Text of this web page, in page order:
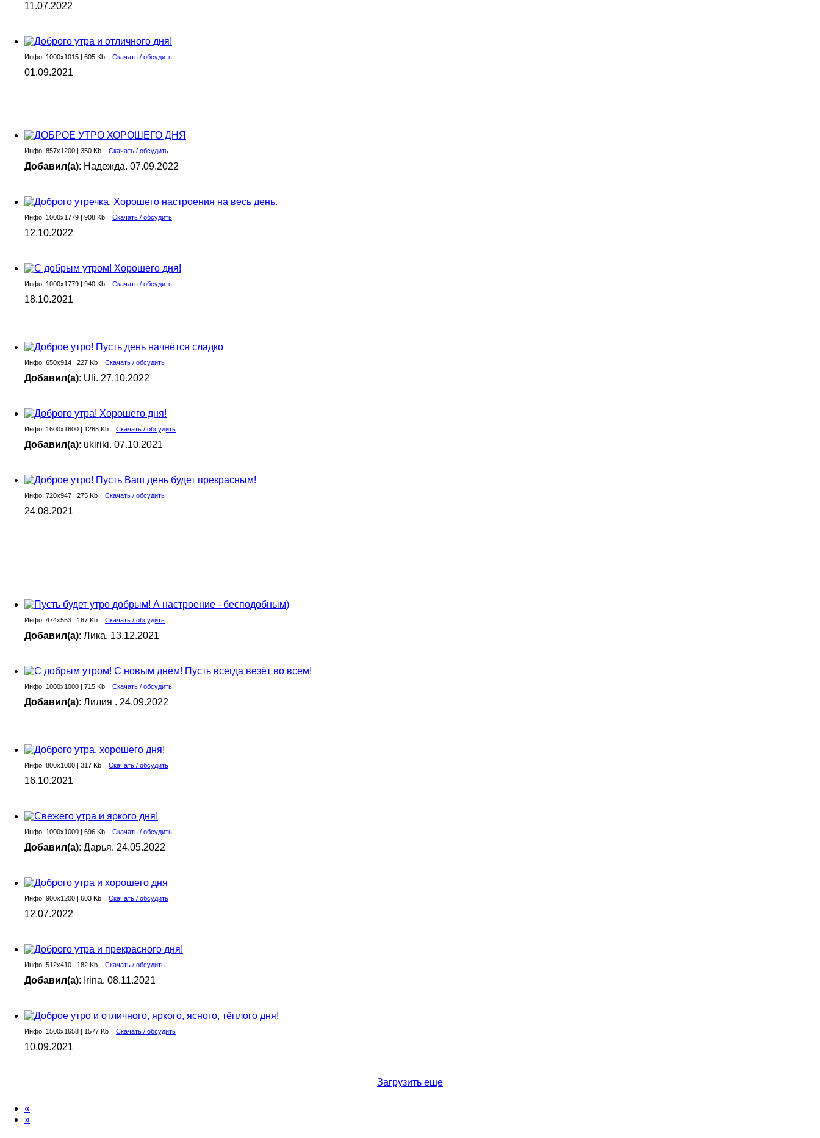
11.07.2022
Инфо: 1000х1015 | 605 Kb Скачать / обсудить
01.09.2021
Инфо: 857х1200 | 350 Kb Скачать / обсудить
Добавил(а): Надежда. 07.09.2022
Инфо: 1000х1779 | 908 Kb Скачать / обсудить
12.10.2022
Инфо: 1000х1779 | 940 Kb Скачать / обсудить
18.10.2021
Инфо: 650х914 | 227 Kb Скачать / обсудить
Добавил(а): Uli. 27.10.2022
Инфо: 1600х1600 | 1268 Kb Скачать / обсудить
Добавил(а): ukiriki. 07.10.2021
Инфо: 720х947 | 275 Kb Скачать / обсудить
24.08.2021
Инфо: 474х553 | 167 Kb Скачать / обсудить
Добавил(а): Лика. 13.12.2021
Инфо: 1000х1000 | 715 Kb Скачать / обсудить
Добавил(а): Лилия . 24.09.2022
Инфо: 800х1000 | 317 Kb Скачать / обсудить
16.10.2021
Инфо: 1000х1000 | 696 Kb Скачать / обсудить
Добавил(а): Дарья. 24.05.2022
Инфо: 900х1200 | 603 Kb Скачать / обсудить
12.07.2022
Инфо: 512х410 | 182 Kb Скачать / обсудить
Добавил(а): Irina. 08.11.2021
Инфо: 1500х1658 | 1577 Kb Скачать / обсудить
10.09.2021
Загрузить еще
«
»